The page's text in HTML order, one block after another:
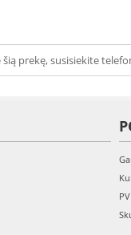
prekę, susisiekite